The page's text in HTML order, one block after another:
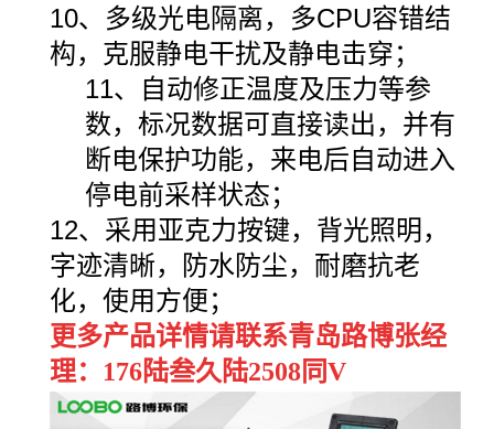
10、多级光电隔离，多CPU容错结
构，克服静电干扰及静电击穿；
11、自动修正温度及压力等参
数，标况数据可直接读出，并有
断电保护功能，来电后自动进入
停电前采样状态；
12、采用亚克力按键，背光照明，
字迹清晰，防水防尘，耐磨抗老
化，使用方便；
更多产品详情请联系青岛路博张经
理：176陆叁久陆2508同V